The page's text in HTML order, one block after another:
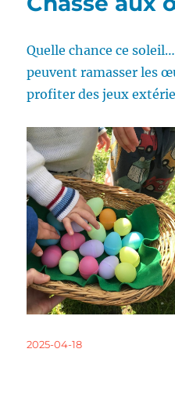
Quelle chance ce
peuvent ramasser les
profiter des jeux
Publié
2025-04-18